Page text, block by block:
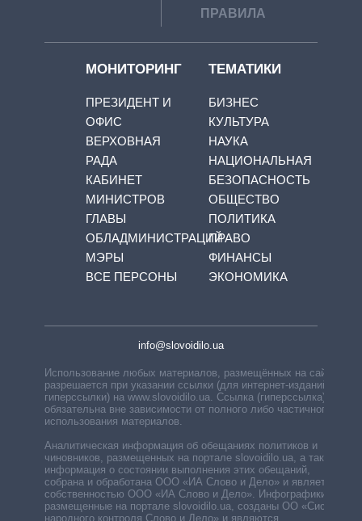
ПРАВИЛА
МОНИТОРИНГ
ПРЕЗИДЕНТ И
ОФИС
ВЕРХОВНАЯ
РАДА
КАБИНЕТ
МИНИСТРОВ
ГЛАВЫ
ОБЛАДМИНИСТРАЦИЙ
МЭРЫ
ВСЕ ПЕРСОНЫ
ТЕМАТИКИ
БИЗНЕС
КУЛЬТУРА
НАУКА
НАЦИОНАЛЬНАЯ
БЕЗОПАСНОСТЬ
ОБЩЕСТВО
ПОЛИТИКА
ПРАВО
ФИНАНСЫ
ЭКОНОМИКА
info@slovoidilo.ua
Использование любых материалов, размещённых на сайте,
разрешается при указании ссылки (для интернет-изданий —
гиперссылки) на www.slovoidilo.ua. Ссылка (гиперссылка)
обязательна вне зависимости от полного либо частичного
использования материалов.
Аналитическая информация об обещаниях политиков и
чиновников, размещенных на портале slovoidilo.ua, а также
информация о состоянии выполнения этих обещаний,
собрана и обработана ООО «ИА Слово и Дело» и является
собственностью ООО «ИА Слово и Дело». Инфографики,
размещенные на портале slovoidilo.ua, созданы ОО «Система
народного контроля Слово и Дело» и являются